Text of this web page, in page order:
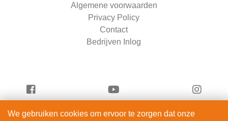
Algemene voorwaarden
Privacy Policy
Contact
Bedrijven Inlog
We gebruiken cookies om ervoor te zorgen dat onze